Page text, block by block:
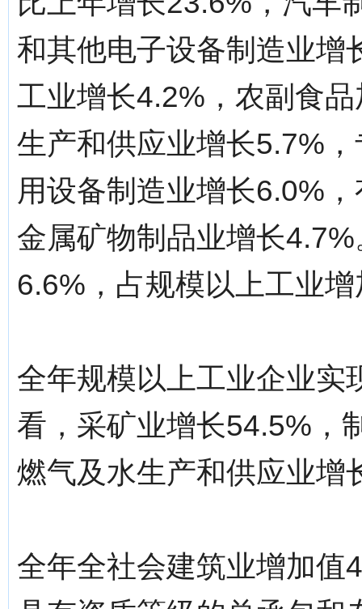
和其他电子设备制造业增
工业增长4.2%，农副食
生产和供应业增长5.7%
用设备制造业增长6.0%
金属矿物制品业增长
6.6%，占规模以上工业
全年规模以上工业企业实
看，采矿业增长54.5%，
燃气及水生产和供应业增
全年全社会建筑业增加值